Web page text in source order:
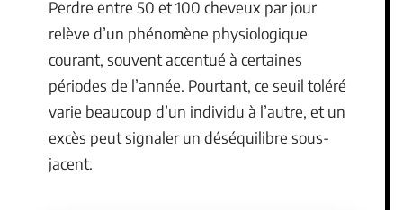
Perdre entre 50 et 100 cheveux par jour
relève d’un phénomène physiologique
courant, souvent accentué à certaines
périodes de l’année. Pourtant, ce seuil toléré
varie beaucoup d’un individu à l’autre, et un
excès peut signaler un déséquilibre sous-
jacent.